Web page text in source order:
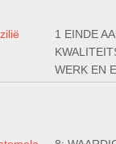
1 EINDE
WERK EN